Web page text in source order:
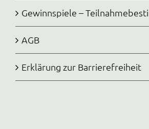
Gewinnspiele –
AGB
Erklärung zur Barrierefreiheit